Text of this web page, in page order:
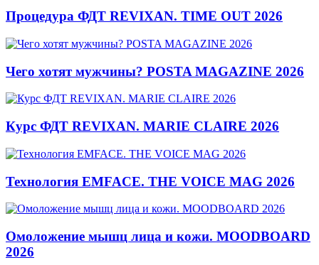
Процедура ФДТ REVIXAN. TIME OUT 2026
Чего хотят мужчины? POSTA MAGAZINE 2026
Курс ФДТ REVIXAN. MARIE CLAIRE 2026
Технология EMFACE. THE VOICE MAG 2026
Омоложение мышц лица и кожи. MOODBOARD
2026